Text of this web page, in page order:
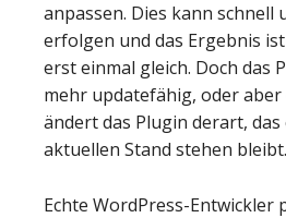
anpassen. Dies kann
erfolgen und das Ergebnis
erst einmal gleich. Doch das
mehr updatefähig, oder aber
ändert das Plugin derart, das
aktuellen Stand stehen bleibt.
Echte WordPress-Entwickler